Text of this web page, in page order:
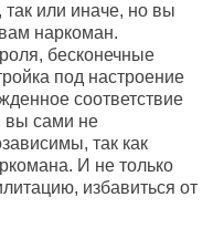
или иначе, но вы
наркоман.
бесконечные
под настроение
соответствие
вы сами не
так как
И не только
избавиться от